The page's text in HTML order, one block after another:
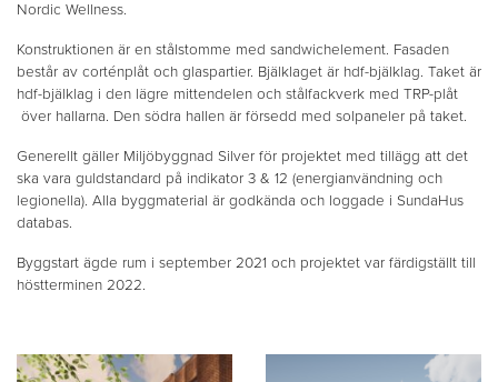
Nordic Wellness.
Konstruktionen är en stålstomme med sandwichelement. Fasaden
består av corténplåt och glaspartier. Bjälklaget är hdf-bjälklag. Taket är
hdf-bjälklag i den lägre mittendelen och stålfackverk med TRP-plåt
över hallarna. Den södra hallen är försedd med solpaneler på taket.
Generellt gäller Miljöbyggnad Silver för projektet med tillägg att det
ska vara guldstandard på indikator 3 & 12 (energianvändning och
legionella). Alla byggmaterial är godkända och loggade i SundaHus
databas.
Byggstart ägde rum i september 2021 och projektet var färdigställt till
höstterminen 2022.